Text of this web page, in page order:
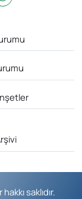
saklıdır.